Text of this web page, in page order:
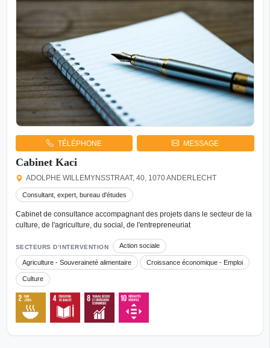
TÉLÉPHONE MESSAGE
Cabinet Kaci
ADOLPHE WILLEMYNSSTRAAT, 40, 1070 ANDERLECHT
Consultant, expert, bureau d'études
Cabinet de consultance accompagnant des projets dans le secteur de la
culture, de l'agriculture, du social, de l'entrepreneuriat
SECTEURS D’INTERVENTION Action sociale
Agriculture - Souveraineté alimentaire Croissance économique - Emploi
Culture